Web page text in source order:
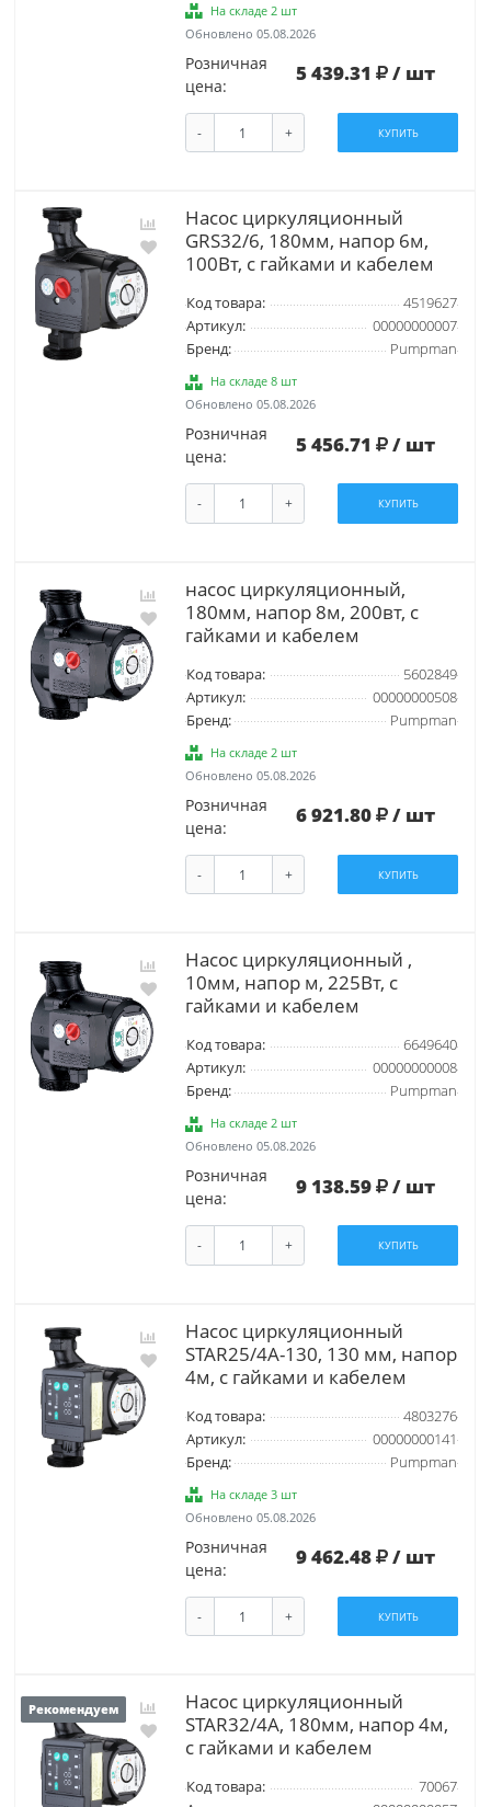
На складе 2 шт
Обновлено 05.08.2026
Розничная
цена:
5 439.31 / шт
- + КУПИТЬ
Насос циркуляционный
GRS32/6, 180мм, напор 6м,
100Вт, с гайками и кабелем
Код товара:
4519627
Артикул:
00000000007
Бренд:
Pumpman
На складе 8 шт
Обновлено 05.08.2026
Розничная
цена:
5 456.71 / шт
- + КУПИТЬ
насос циркуляционный,
180мм, напор 8м, 200вт, с
гайками и кабелем
Код товара:
5602849
Артикул:
00000000508
Бренд:
Pumpman
На складе 2 шт
Обновлено 05.08.2026
Розничная
цена:
6 921.80 / шт
- + КУПИТЬ
Насос циркуляционный ,
10мм, напор м, 225Вт, с
гайками и кабелем
Код товара:
6649640
Артикул:
00000000008
Бренд:
Pumpman
На складе 2 шт
Обновлено 05.08.2026
Розничная
цена:
9 138.59 / шт
- + КУПИТЬ
Насос циркуляционный
STAR25/4A-130, 130 мм, напор
4м, с гайками и кабелем
Код товара:
4803276
Артикул:
00000000141
Бренд:
Pumpman
На складе 3 шт
Обновлено 05.08.2026
Розничная
цена:
9 462.48 / шт
- + КУПИТЬ
Рекомендуем
Насос циркуляционный
STAR32/4A, 180мм, напор 4м,
с гайками и кабелем
Код товара:
70067